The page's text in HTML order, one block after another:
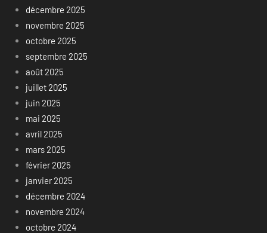
décembre 2025
novembre 2025
octobre 2025
septembre 2025
août 2025
juillet 2025
juin 2025
mai 2025
avril 2025
mars 2025
février 2025
janvier 2025
décembre 2024
novembre 2024
octobre 2024